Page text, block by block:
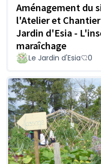
Aménagement du
l'Atelier et
Jardin d'Esia -
maraîchage
Le Jardin d'Esia 0